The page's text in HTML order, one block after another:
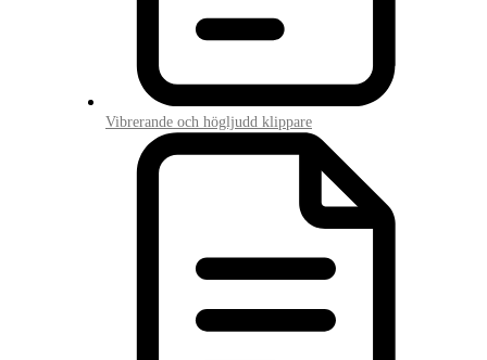
Vibrerande och högljudd klippare